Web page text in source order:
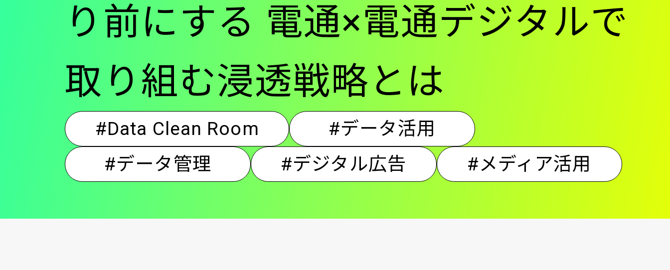
メ
イ
ン
り前にする 電通×電通デジタルで
取り組む浸透戦略とは
#Data Clean Room
#データ活用
#データ管理
#デジタル広告 #メディア活用